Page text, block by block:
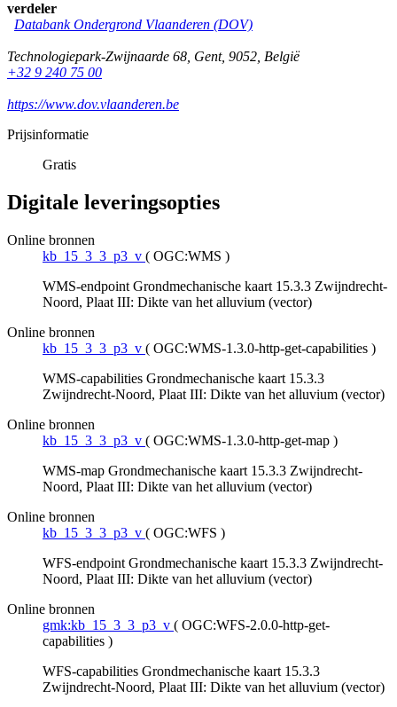
verdeler
Databank Ondergrond Vlaanderen (DOV)
Technologiepark-Zwijnaarde 68, Gent, 9052, België
+32 9 240 75 00
https://www.dov.vlaanderen.be
Prijsinformatie
Gratis
Digitale leveringsopties
Online bronnen
kb_15_3_3_p3_v ( OGC:WMS )
WMS-endpoint Grondmechanische kaart 15.3.3 Zwijndrecht-
Noord, Plaat III: Dikte van het alluvium (vector)
Online bronnen
kb_15_3_3_p3_v ( OGC:WMS-1.3.0-http-get-capabilities )
WMS-capabilities Grondmechanische kaart 15.3.3
Zwijndrecht-Noord, Plaat III: Dikte van het alluvium (vector)
Online bronnen
kb_15_3_3_p3_v ( OGC:WMS-1.3.0-http-get-map )
WMS-map Grondmechanische kaart 15.3.3 Zwijndrecht-
Noord, Plaat III: Dikte van het alluvium (vector)
Online bronnen
kb_15_3_3_p3_v ( OGC:WFS )
WFS-endpoint Grondmechanische kaart 15.3.3 Zwijndrecht-
Noord, Plaat III: Dikte van het alluvium (vector)
Online bronnen
gmk:kb_15_3_3_p3_v ( OGC:WFS-2.0.0-http-get-
capabilities )
WFS-capabilities Grondmechanische kaart 15.3.3
Zwijndrecht-Noord, Plaat III: Dikte van het alluvium (vector)